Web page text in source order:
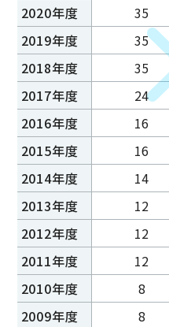
2020年度
35
2019年度
35
2018年度
35
2017年度
24
2016年度
16
2015年度
16
2014年度
14
2013年度
12
2012年度
12
2011年度
12
2010年度
8
2009年度
8